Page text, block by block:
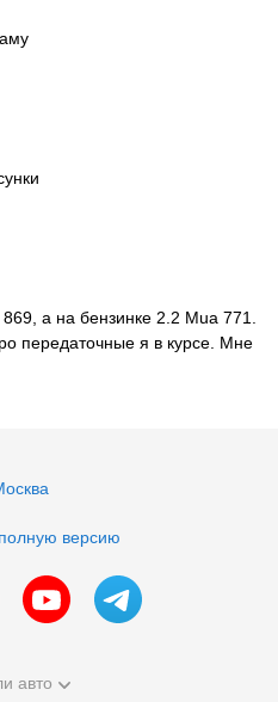
а на бензинке 2.2 Mua 771.
передаточные я в курсе. Мне
версию
авто